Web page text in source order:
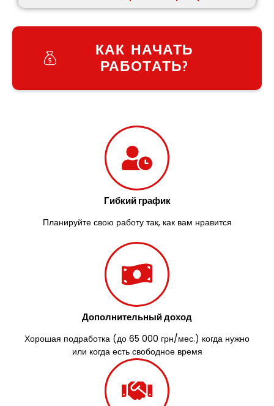
КАК НАЧАТЬ
РАБОТАТЬ?
Гибкий график
Планируйте свою работу так, как вам нравится
Дополнительный доход
Хорошая подработка (до 65 000 грн/мес.) когда нужно
или когда есть свободное время